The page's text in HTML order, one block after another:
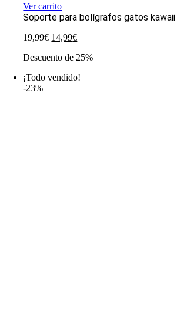
Ver carrito
Soporte para bolígrafos gatos
19,99€ El
original
19,99€.
14,99€El
actual
14,99€.
Descuento de 25%
¡Todo vendido!
-23%